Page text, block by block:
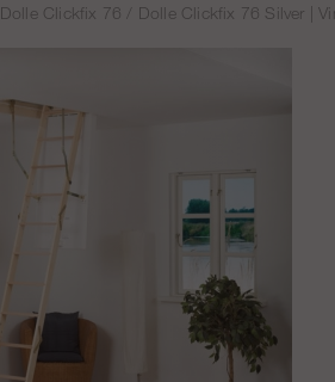
Dolle Clickfix 76 Dolle Clickfix 76 Silver |